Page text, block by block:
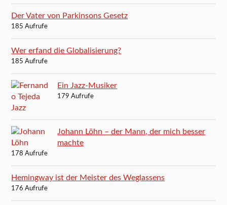
Der Vater von Parkinsons Gesetz
185 Aufrufe
Wer erfand die Globalisierung?
185 Aufrufe
Ein Jazz-Musiker
179 Aufrufe
Johann Löhn – der Mann, der mich besser
machte
178 Aufrufe
Hemingway ist der Meister des Weglassens
176 Aufrufe